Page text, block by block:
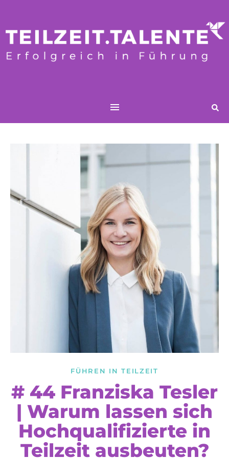
FÜHREN IN TEILZEIT
# 44 Franziska Tesler
| Warum lassen sich
Hochqualifizierte in
Teilzeit ausbeuten?